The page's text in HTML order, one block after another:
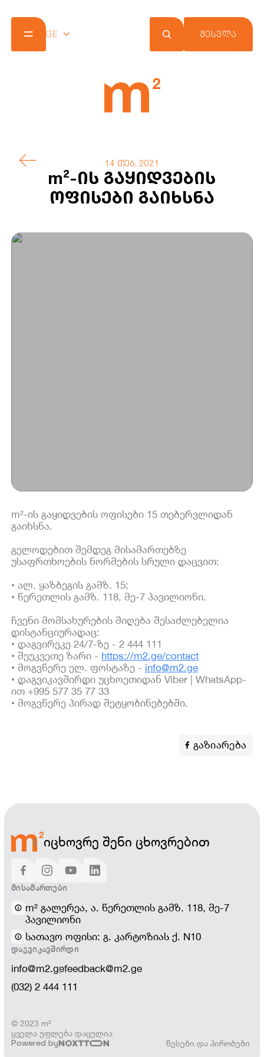
GE ᲨᲔᲡᲕᲚᲐ
14 თებ, 2021
m²-ის გაყიდვების
ოფისები გაიხსნა
m²-ის გაყიდვების ოფისები 15 თებერვლიდან
გაიხსნა.
გელოდებით შემდეგ მისამართებზე
უსაფრთხოების ნორმების სრული დაცვით:
• ალ. ყაზბეგის გამზ. 15;
• წერეთლის გამზ. 118, მე-7 პავილიონი.
ჩვენი მომსახურების მიღება შესაძლებელია
დისტანციურადაც:
• დაგვირეკე 24/7-ზე - 2 444 111
• შეუკვეთე ზარი - https://m2.ge/contact
• მოგვწერე ელ. ფოსტაზე - info@m2.ge
• დაგვიკავშირდი უცხოეთიდან Viber | WhatsApp-
ით +995 577 35 77 33
• მოგვწერე პირად შეტყობინებებში.
გაზიარება
იცხოვრე შენი ცხოვრებით
ᲛᲘᲡᲐᲛᲐᲠᲗᲔᲑᲘ
m² გალერეა, ა. წერეთლის გამზ. 118, მე-7
პავილიონი
სათავო ოფისი: გ. კარტოზიას ქ. N10
ᲓᲐᲒᲕᲘᲙᲐᲕᲨᲘᲠᲓᲘ
info@m2.gefeedback@m2.ge
(032) 2 444 111
წესები და პირობები
© 2023 m²
ყველა უფლება დაცულია
Powered by